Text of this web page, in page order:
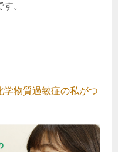
。
学物質過敏症の私がつ